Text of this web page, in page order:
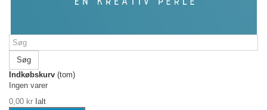
Søg
Indkøbskurv (tom)
Ingen varer
0,00 kr Ialt